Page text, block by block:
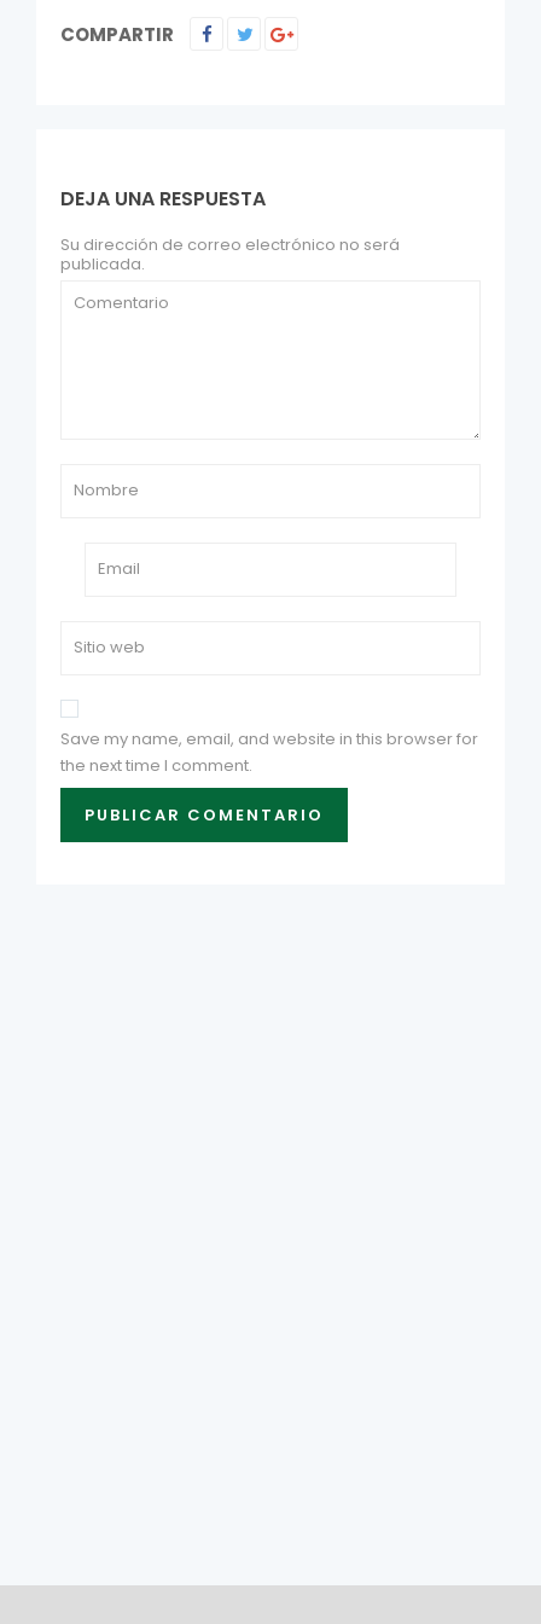
COMPARTIR
DEJA UNA RESPUESTA
Su dirección de correo electrónico no será
publicada.
Save my name, email, and website in this browser for
the next time I comment.